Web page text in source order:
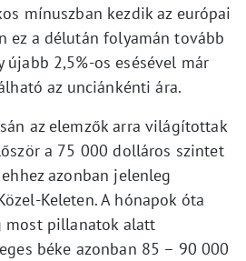
mínuszban kezdik az európai
ez a délután folyamán tovább
újabb 2,5%-os esésével már
az unciánkénti ára.
az elemzők arra világítottak
a 75 000 dolláros szintet
azonban jelenleg
Keleten. A hónapok óta
most pillanatok alatt
béke azonban 85 – 90 000